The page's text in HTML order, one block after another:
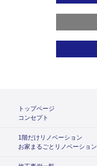
トップページ
コンセプト
1階だけリノベーション
お家まるごとリノベーション